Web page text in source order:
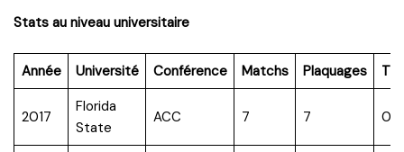
Stats au niveau universitaire
Année Université Conférence Matchs Plaquages TFL
2017
Florida
State
ACC 7 7 0.5